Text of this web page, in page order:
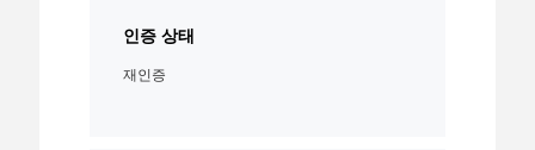
인증 상태
재인증